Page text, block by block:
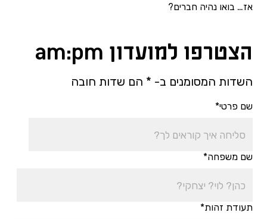
אז… בואו נהיה חברים?
הצטרפו למועדון am:pm
השדות המסומנים ב- * הם שדות חובה
שם פרטי*
שם משפחה*
תעודת זהות*